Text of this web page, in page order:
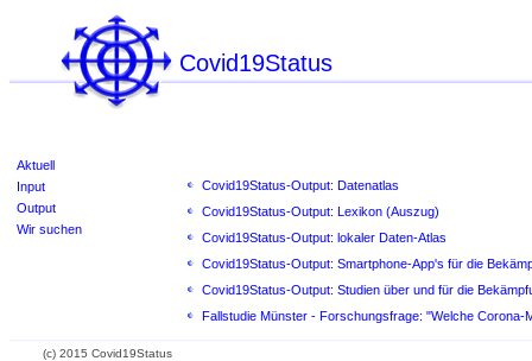
Covid19Status
Aktuell
Input
Output
Wir suchen
Covid19Status-Output: Datenatlas
Covid19Status-Output: Lexikon (Auszug)
Covid19Status-Output: lokaler Daten-Atlas
Covid19Status-Output: Smartphone-App's für die
Covid19Status-Output: Studien über und für die
Fallstudie Münster - Forschungsfrage: "Welche
(c) 2015 Covid19Status